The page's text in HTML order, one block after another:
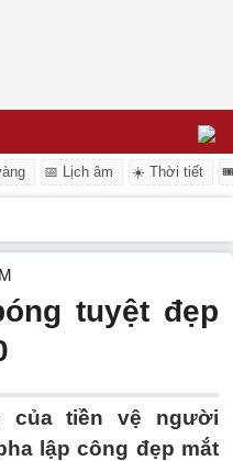
📅 Lịch âm ☀️ Thời tiết
tuyệt đẹp
của tiền vệ người
lập công đẹp mắt